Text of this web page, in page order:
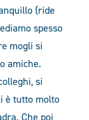
(ride
spesso
mogli si
amiche.
si
è tutto molto
Che poi